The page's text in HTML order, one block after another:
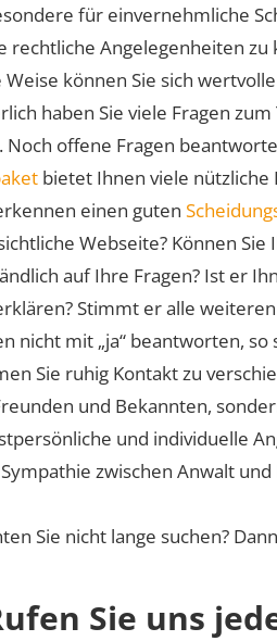
für einvernehmliche
rechtliche Angelegenheiten zu
Weise können Sie sich
haben Sie viele Fragen
Noch offene Fragen
bietet Ihnen viele nützliche
einen guten
Webseite? Können
auf Ihre Fragen? Ist er
Stimmt er alle
nicht mit „ja“ beantworten,
Sie ruhig Kontakt zu
und Bekannten,
und individuelle
zwischen Anwalt
Sie nicht lange suchen?
Sie uns